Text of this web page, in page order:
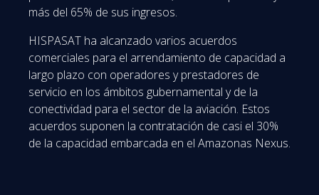
más del 65% de sus ingresos.
HISPASAT ha alcanzado varios acuerdos
comerciales para el arrendamiento de capacidad a
largo plazo con operadores y prestadores de
servicio en los ámbitos gubernamental y de la
conectividad para el sector de la aviación. Estos
acuerdos suponen la contratación de casi el 30%
de la capacidad embarcada en el Amazonas Nexus.